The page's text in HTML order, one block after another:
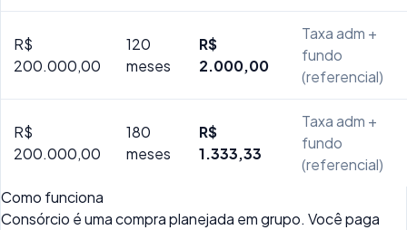
R$
200.000,00
120
meses
R$
2.000,00
Taxa adm +
fundo
(referencial)
R$
200.000,00
180
meses
R$
1.333,33
Taxa adm +
fundo
(referencial)
Como funciona
Consórcio é uma compra planejada em grupo. Você paga